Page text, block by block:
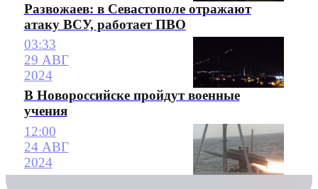
Развожаев: в Севастополе отражают
атаку ВСУ, работает ПВО
03:33
29 АВГ
2024
В Новороссийске пройдут военные
учения
12:00
24 АВГ
2024